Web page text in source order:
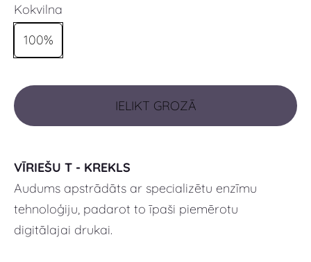
Kokvilna
100%
IELIKT GROZĀ
VĪRIEŠU T - KREKLS
Audums apstrādāts ar specializētu enzīmu
tehnoloģiju, padarot to īpaši piemērotu
digitālajai drukai.